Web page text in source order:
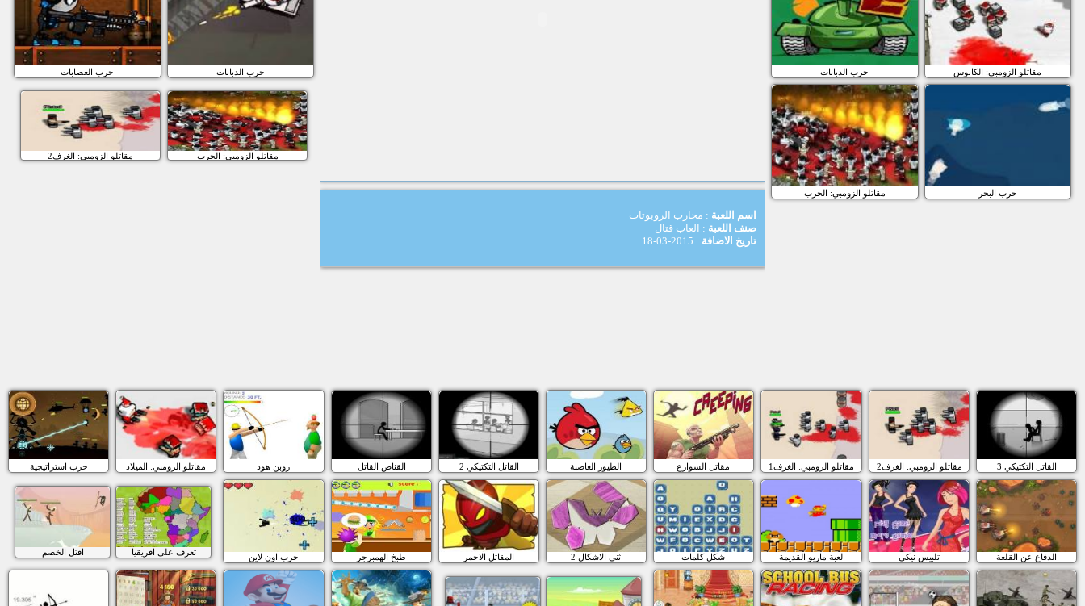
حرب العصابات حرب الدبابات
مقاتلو الزومبي: الغرف2 مقاتلو الزومبي: الحرب
اسم اللعبة : محارب الروبوتات
صنف اللعبة : العاب قتال
تاريخ الاضافة : 2015-03-18
حرب الدبابات مقاتلو الزومبي: الكابوس
مقاتلو الزومبي: الحرب حرب البحر
حرب استراتيجية مقاتلو الزومبي: الميلاد روبن هود القناص القاتل القاتل التكتيكي 2 الطيور الغاضبة مقاتل الشوارع مقاتلو الزومبي: الغرف1 مقاتلو الزومبي: الغرف2 القاتل التكتيكي 3
اقتل الخصم تعرف على افريقيا حرب اون لاين طبخ الهمبرجر المقاتل الاحمر ثني الاشكال 2 شكل كلمات لعبة ماريو القديمة تلبيس نيكي الدفاع عن القلعة